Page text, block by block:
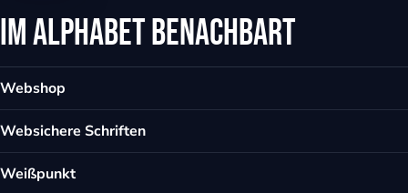
Im Alphabet benachbart
Webshop
Websichere Schriften
Weißpunkt